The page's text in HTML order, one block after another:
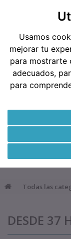
Usamos
mejorar tu
para mostrarte
adecuados,
para
Todas las
DESDE 37